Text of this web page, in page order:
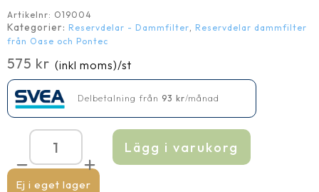
Artikelnr: O19004
Kategorier: Reservdelar - Dammfilter, Reservdelar dammfilter
från Oase och Pontec
575 kr (inkl moms)/st
Delbetalning från 93 kr/månad
Ej i eget lager
ProfiClear
Premium
sieve
150
Lägg i varukorg